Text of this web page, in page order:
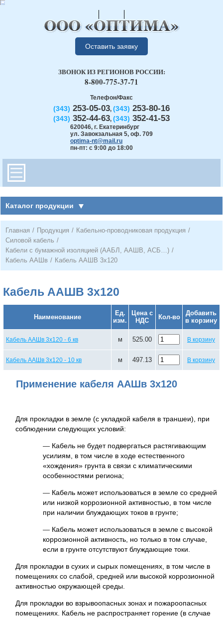
Оставить заявку
Телефон/Факс
(343) 253-05-03, (343) 253-80-16
(343) 352-44-63, (343) 352-41-53
620046, г. Екатеринбург
ул. Завокзальная 5, оф. 709
optima-nt@mail.ru
пн-пт: с 9:00 до 18:00
ЗВОНОК ИЗ РЕГИОНОВ РОССИИ:
8-800-775-37-71
Каталог продукции
Главная / Продукция / Кабельно-проводниковая продукция /
Силовой кабель /
Кабели с бумажной изоляцией (ААБЛ, ААШВ, АСБ…) /
Кабель ААШв / Кабель ААШВ 3х120
Кабель ААШВ 3х120
Наименование
Ед.
изм.
Цена с
НДС
Кол-во
Добавить
в корзину
Кабель ААШв 3х120 - 6 кв м 525.00 В корзину
Кабель ААШв 3х120 - 10 кв м 497.13 В корзину
Применение кабеля ААШв 3х120
Для прокладки в земле (с укладкой кабеля в траншеи), при
соблюдении следующих условий:
— Кабель не будет подвергаться растягивающим
усилиям, в том числе в ходе естественного
«хождения» грунта в связи с климатическими
особенностями региона;
— Кабель может использоваться в земле со средней
или низкой коррозионной активностью, в том числе
при наличии блуждающих токов в грунте;
— Кабель может использоваться в земле с высокой
коррозионной активность, но только в том случае,
если в грунте отсутствуют блуждающие токи.
Для прокладки в сухих и сырых помещениях, в том числе в
помещениях со слабой, средней или высокой коррозионной
активностью окружающей среды.
Для прокладки во взрывоопасных зонах и пожароопасных
помещениях. Кабель не распространяет горение (в случае